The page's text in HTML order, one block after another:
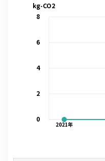
2021年
0
2
4
6
8
kg-CO2